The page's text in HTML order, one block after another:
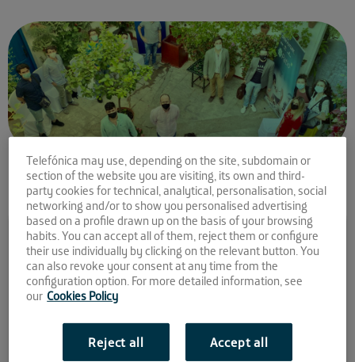
Comparte la noticia:
Tercer aniversario de El
Patio: acelerando
empresas líderes desde
Córdoba
Telefónica may use, depending on the site, subdomain or
section of the website you are visiting, its own and third-
party cookies for technical, analytical, personalisation, social
networking and/or to show you personalised advertising
based on a profile drawn up on the basis of your browsing
habits. You can accept all of them, reject them or configure
their use individually by clicking on the relevant button. You
can also revoke your consent at any time from the
configuration option. For more detailed information, see
our Cookies Policy
Reject all Accept all